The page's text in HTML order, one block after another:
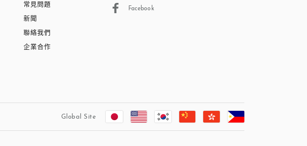
常見問題
新聞
聯絡我們
企業合作
Facebook
Global Site